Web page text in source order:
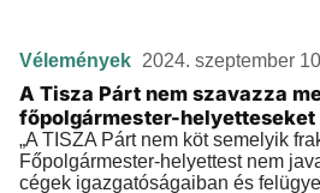
Vélemények 2024. szeptember
A Tisza Párt nem szavazza
főpolgármester-helyetteseket
„A TISZA Párt nem köt semelyik
Főpolgármester-helyettest nem
cégek igazgatóságaiban és